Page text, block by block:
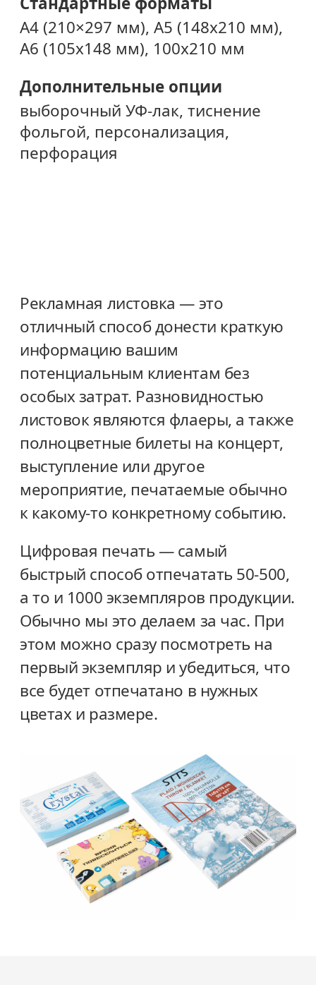
Рекламная листовка — это
отличный способ донести краткую
информацию вашим
потенциальным клиентам без
особых затрат. Разновидностью
листовок являются флаеры, а также
полноцветные билеты на концерт,
выступление или другое
мероприятие, печатаемые обычно
к какому-то конкретному событию.
Цифровая печать — самый
быстрый способ отпечатать 50-500,
а то и 1000 экземпляров продукции.
Обычно мы это делаем за час. При
этом можно сразу посмотреть на
первый экземпляр и убедиться, что
все будет отпечатано в нужных
цветах и размере.
A4 (210×297 мм), A5 (148х210 мм),
A6 (105х148 мм), 100х210 мм
Дополнительные опции
выборочный УФ-лак, тиснение
фольгой, персонализация,
перфорация